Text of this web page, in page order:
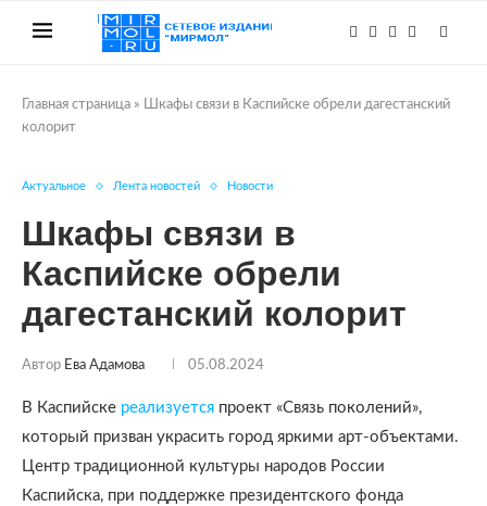
Главная страница » Шкафы связи в Каспийске обрели дагестанский
колорит
Актуальное Лента новостей Новости
Шкафы связи в
Каспийске обрели
дагестанский колорит
Автор Ева Адамова 05.08.2024
В Каспийске реализуется проект «Связь поколений»,
который призван украсить город яркими арт-объектами.
Центр традиционной культуры народов России
Каспийска, при поддержке президентского фонда